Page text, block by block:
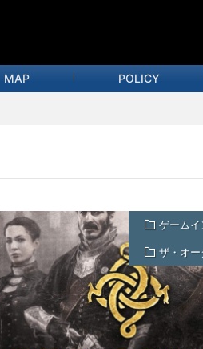
MAP POLICY
ゲームイ
ザ・オ